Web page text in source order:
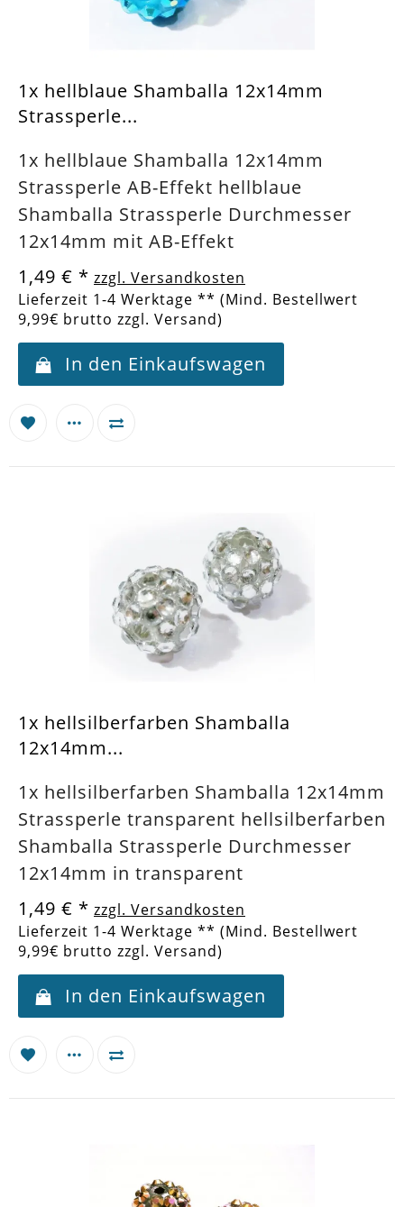
1x hellblaue Shamballa 12x14mm
Strassperle...
1x hellblaue Shamballa 12x14mm
Strassperle AB-Effekt hellblaue
Shamballa Strassperle Durchmesser
12x14mm mit AB-Effekt
1,49 € * zzgl. Versandkosten
Lieferzeit 1-4 Werktage ** (Mind. Bestellwert
9,99€ brutto zzgl. Versand)
In den Einkaufswagen
1x hellsilberfarben Shamballa
12x14mm...
1x hellsilberfarben Shamballa 12x14mm
Strassperle transparent hellsilberfarben
Shamballa Strassperle Durchmesser
12x14mm in transparent
1,49 € * zzgl. Versandkosten
Lieferzeit 1-4 Werktage ** (Mind. Bestellwert
9,99€ brutto zzgl. Versand)
In den Einkaufswagen